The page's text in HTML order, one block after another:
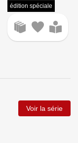
édition spéciale
Voir la série